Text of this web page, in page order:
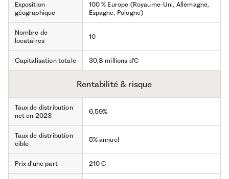
Exposition
géographique
100 % Europe (Royaume-Uni, Allemagne,
Espagne, Pologne)
Nombre de
locataires
10
Capitalisation totale 30,8 millions d'€
Rentabilité & risque
Taux de distribution
net en 2023
6,59%
Taux de distribution
cible
5% annuel
Prix d'une part 210 €